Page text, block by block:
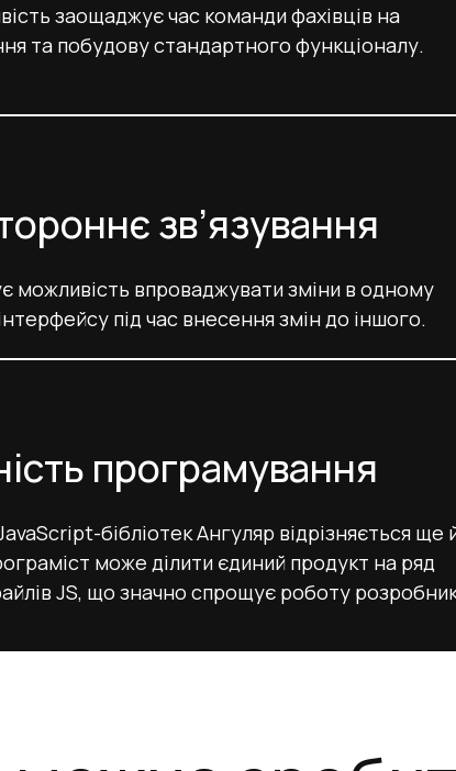
заощаджує час команди фахівців на
та побудову стандартного функціоналу.
зв’язування
можливість впроваджувати зміни в одному
під час внесення змін до іншого.
програмування
бібліотек Ангуляр відрізняється ще
може ділити єдиний продукт на ряд
JS, що значно спрощує роботу